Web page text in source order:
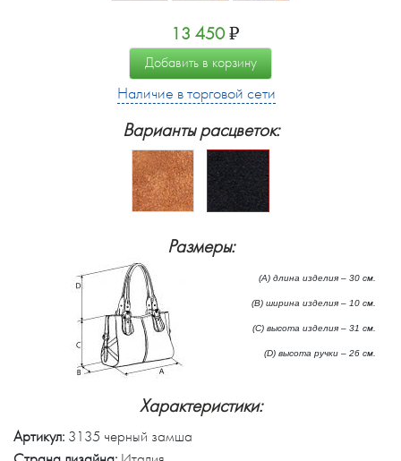
13 450 ₽
Добавить в корзину
Наличие в торговой сети
Варианты расцветок:
Размеры:
(А) длина изделия – 30 см.
(B) ширина изделия – 10 см.
(C) высота изделия – 31 см.
(D) высота ручки – 26 см.
Характеристики:
Артикул: 3135 черный замша